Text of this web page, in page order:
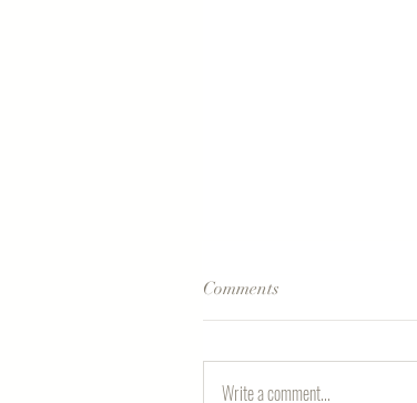
Comments
Write a comment...